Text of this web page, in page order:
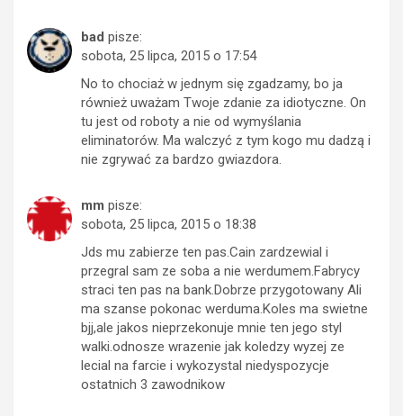
bad pisze:
sobota, 25 lipca, 2015 o 17:54
No to chociaż w jednym się zgadzamy, bo ja
również uważam Twoje zdanie za idiotyczne. On
tu jest od roboty a nie od wymyślania
eliminatorów. Ma walczyć z tym kogo mu dadzą i
nie zgrywać za bardzo gwiazdora.
mm pisze:
sobota, 25 lipca, 2015 o 18:38
Jds mu zabierze ten pas.Cain zardzewial i
przegral sam ze soba a nie werdumem.Fabrycy
straci ten pas na bank.Dobrze przygotowany Ali
ma szanse pokonac werduma.Koles ma swietne
bjj,ale jakos nieprzekonuje mnie ten jego styl
walki.odnosze wrazenie jak koledzy wyzej ze
lecial na farcie i wykozystal niedyspozycje
ostatnich 3 zawodnikow